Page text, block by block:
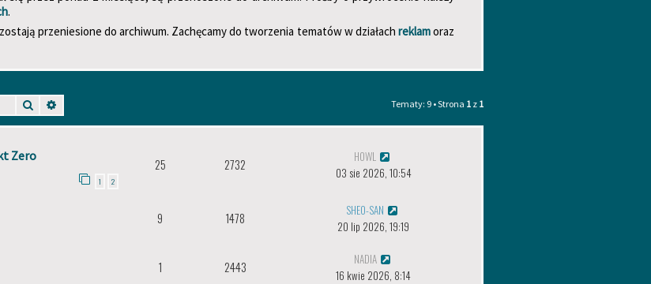
.
przeniesione do archiwum. Zachęcamy do tworzenia tematów w działach reklamoraz
Szukaj Tematy: 9 • Strona 1 z 1
Zero
1 2
25 2732
HOWL
03 sie 2026, 10:54
9 1478
SHEO-SAN
20 lip 2026, 19:19
1 2443
NADIA
16 kwie 2026, 8:14